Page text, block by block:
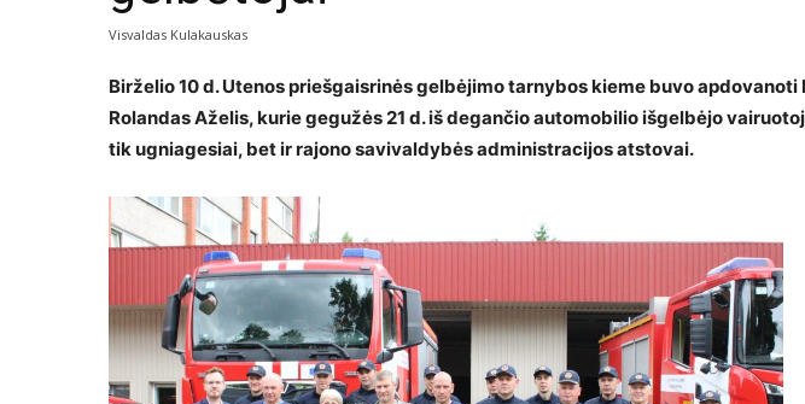
Visvaldas Kulakauskas
Birželio 10 d. Utenos priešgaisrinės gelbėjimo tarnybos kieme buvo apdovanoti
Rolandas Aželis, kurie gegužės 21 d. iš degančio automobilio išgelbėjo
tik ugniagesiai, bet ir rajono savivaldybės administracijos atstovai.